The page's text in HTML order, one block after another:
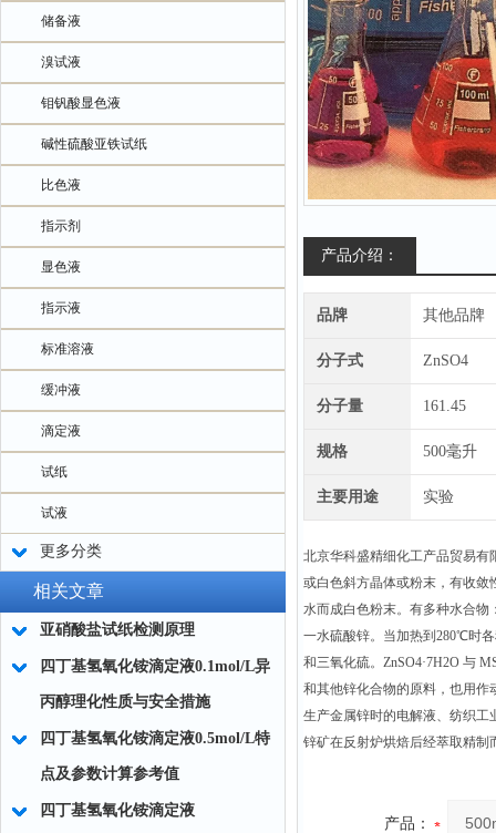
储备液
溴试液
钼钒酸显色液
碱性硫酸亚铁试纸
比色液
指示剂
显色液
指示液
标准溶液
缓冲液
滴定液
试纸
试液
更多分类
相关文章
亚硝酸盐试纸检测原理
四丁基氢氧化铵滴定液0.1mol/L异
丙醇理化性质与安全措施
四丁基氢氧化铵滴定液0.5mol/L特
点及参数计算参考值
四丁基氢氧化铵滴定液
产品介绍：
品牌 其他品牌
分子式 ZnSO4
分子量 161.45
规格 500毫升
主要用途 实验
北京华科盛精细化工产品贸易有
或白色斜方晶体或粉末，有收敛
水而成白色粉末。有多种水合
一水硫酸锌。当加热到280℃时
和三氧化硫。ZnSO4·7H2O 与
和其他锌化合物的原料，也用作
生产金属锌时的电解液、纺织工
锌矿在反射炉烘焙后经萃取精制
产品：